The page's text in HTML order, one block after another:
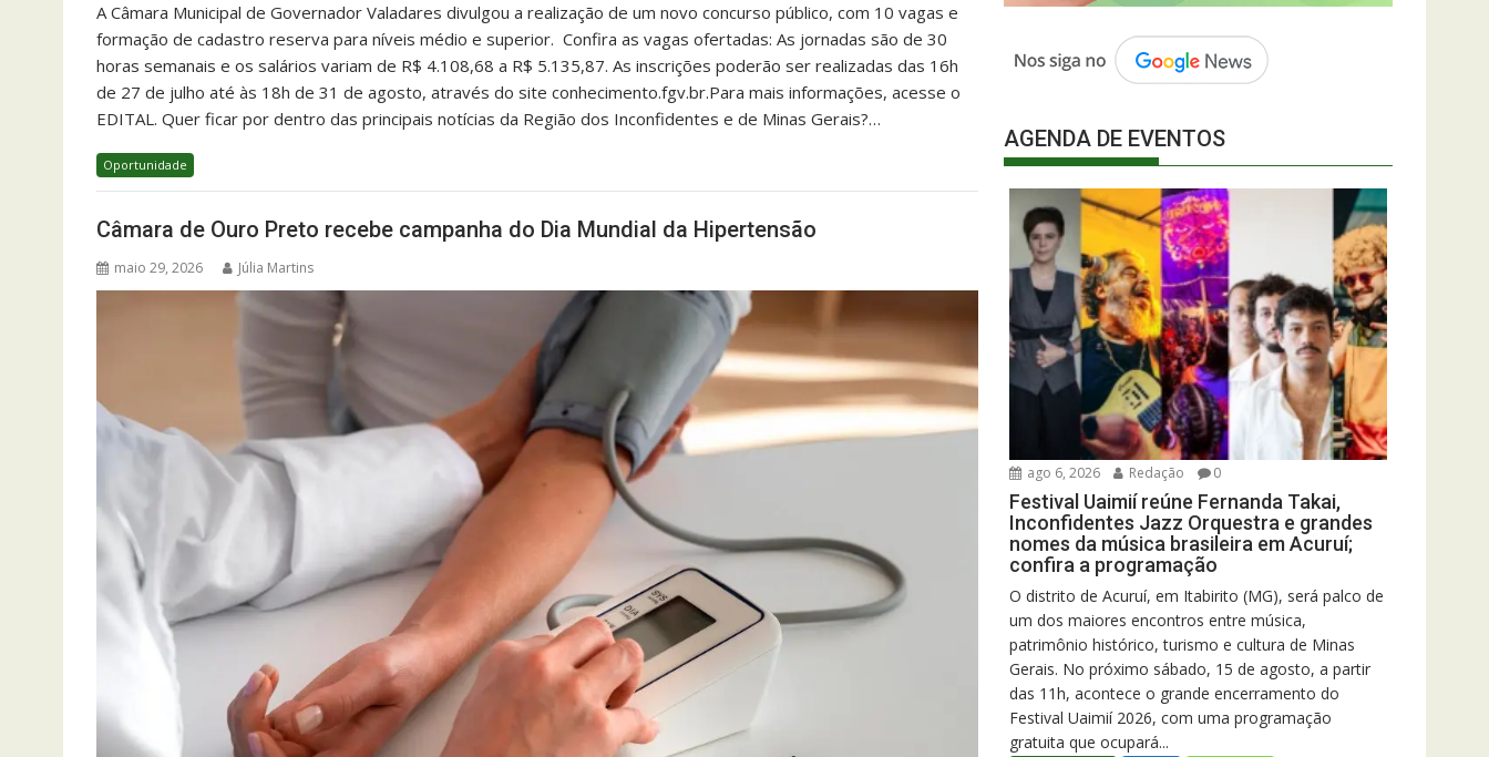
A Câmara Municipal de Governador Valadares divulgou a realização de um novo concurso público, com 10 vagas e
formação de cadastro reserva para níveis médio e superior. Confira as vagas ofertadas: As jornadas são de 30
horas semanais e os salários variam de R$ 4.108,68 a R$ 5.135,87. As inscrições poderão ser realizadas das 16h
de 27 de julho até às 18h de 31 de agosto, através do site conhecimento.fgv.br.Para mais informações, acesse o
EDITAL. Quer ficar por dentro das principais notícias da Região dos Inconfidentes e de Minas Gerais?…
Oportunidade
Câmara de Ouro Preto recebe campanha do Dia Mundial da Hipertensão
maio 29, 2026 Júlia Martins
AGENDA DE EVENTOS
ago 6, 2026 Redação 0
Festival Uaimií reúne Fernanda Takai,
Inconfidentes Jazz Orquestra e grandes
nomes da música brasileira em Acuruí;
confira a programação
O distrito de Acuruí, em Itabirito (MG), será palco de
um dos maiores encontros entre música,
patrimônio histórico, turismo e cultura de Minas
Gerais. No próximo sábado, 15 de agosto, a partir
das 11h, acontece o grande encerramento do
Festival Uaimií 2026, com uma programação
gratuita que ocupará...